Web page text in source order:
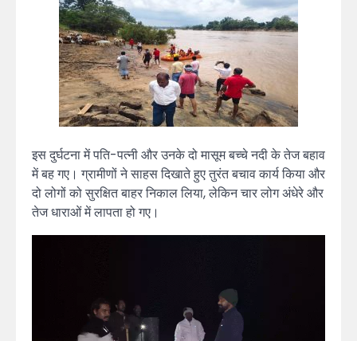
इस दुर्घटना में पति-पत्नी और उनके दो मासूम बच्चे नदी के तेज बहाव
में बह गए। ग्रामीणों ने साहस दिखाते हुए तुरंत बचाव कार्य किया और
दो लोगों को सुरक्षित बाहर निकाल लिया, लेकिन चार लोग अंधेरे और
तेज धाराओं में लापता हो गए।